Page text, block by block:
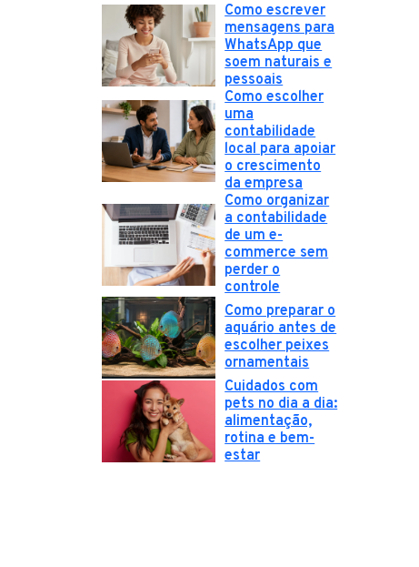
Como escrever
mensagens para
WhatsApp que
soem naturais e
pessoais
Como escolher
uma
contabilidade
local para apoiar
o crescimento
da empresa
Como organizar
a contabilidade
de um e-
commerce sem
perder o
controle
Como preparar o
aquário antes de
escolher peixes
ornamentais
Cuidados com
pets no dia a dia:
alimentação,
rotina e bem-
estar